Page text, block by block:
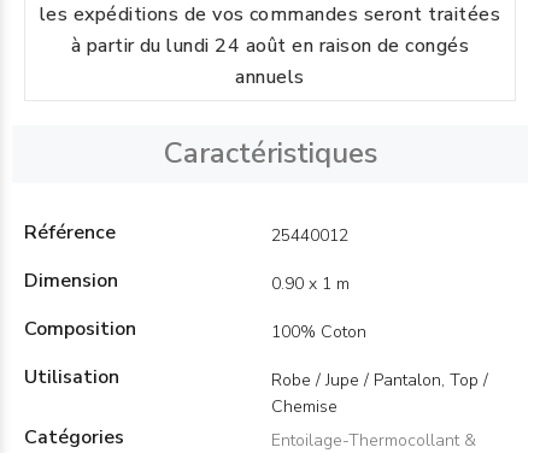
les expéditions de vos commandes seront traitées
à partir du lundi 24 août en raison de congés
annuels
Caractéristiques
Référence 25440012
Dimension 0.90 x 1 m
Composition 100% Coton
Utilisation
Robe / Jupe / Pantalon, Top /
Chemise
Catégories
Entoilage-Thermocollant &